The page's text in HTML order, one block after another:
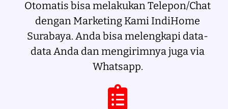
Otomatis bisa melakukan Telepon/Chat
dengan Marketing Kami IndiHome
Surabaya. Anda bisa melengkapi data-
data Anda dan mengirimnya juga via
Whatsapp.